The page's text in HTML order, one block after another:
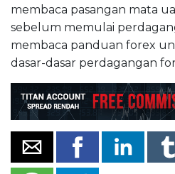
membaca pasangan mata
sebelum memulai
membaca panduan forex
dasar-dasar perdagangan